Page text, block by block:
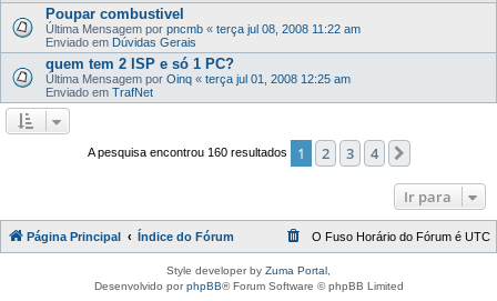
Poupar combustivel
Última Mensagem por pncmb « terça jul 08, 2008 11:22 am
Enviado em Dúvidas Gerais
quem tem 2 ISP e só 1 PC?
Última Mensagem por Oinq « terça jul 01, 2008 12:25 am
Enviado em TrafNet
A pesquisa encontrou 160 resultados 1 2 3 4
Ir para
Página Principal Índice do Fórum O Fuso Horário do Fórum é UTC
Style developer by Zuma Portal
Desenvolvido porphpBB® Forum Software © phpBB Limited